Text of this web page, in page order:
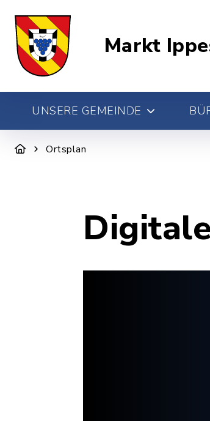
Markt
UNSERE GEMEINDE
Ortsplan